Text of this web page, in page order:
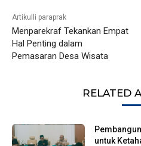
Artikulli paraprak
Menparekraf Tekankan Empat
Hal Penting dalam
Pemasaran Desa Wisata
RELATED
untuk